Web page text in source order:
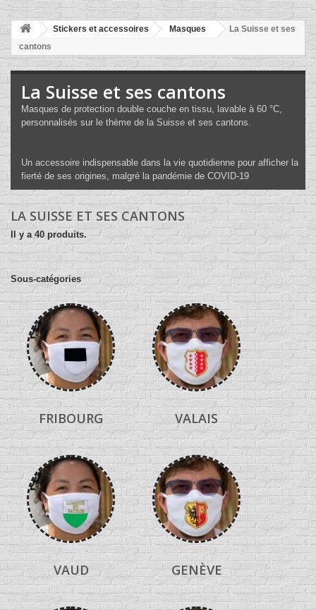
Stickers et accessoires Masques
La Suisse et ses
cantons
La Suisse et ses cantons
Masques de protection double couche en tissu, lavable à 60 °C,
personnalisés sur le thème de la Suisse et ses cantons.
Un accessoire indispensable dans la vie quotidienne pour afficher la
fierté de ses origines, malgré la pandémie de COVID-19
LA SUISSE ET SES CANTONS
Il y a 40 produits.
Sous-catégories
FRIBOURG VALAIS
VAUD GENÈVE